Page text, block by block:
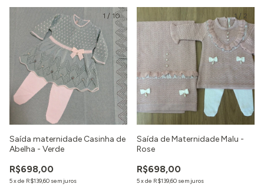
1 / 10
Saída maternidade Casinha de
Abelha - Verde
R$698,00
5xde R$139,60 sem juros
1 / 2
Saída de Maternidade Malu -
Rose
R$698,00
5xde R$139,60 sem juros